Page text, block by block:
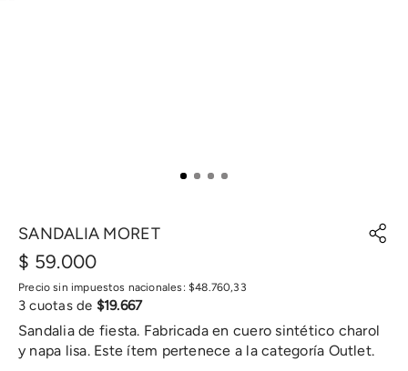
SANDALIA MORET
$ 59.000
Precio sin impuestos nacionales: $48.760,33
3 cuotas de $19.667
Sandalia de fiesta. Fabricada en cuero sintético charol
y napa lisa. Este ítem pertenece a la categoría Outlet.